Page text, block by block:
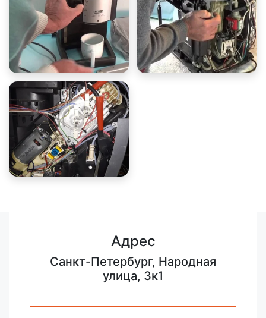
Адрес
Санкт-Петербург, Народная
улица, 3к1